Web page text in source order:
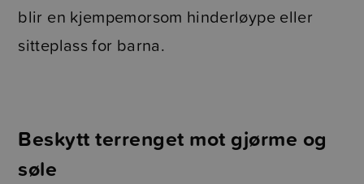
blir en kjempemorsom hinderløype eller
sitteplass for barna.
Beskytt terrenget mot gjørme og
søle